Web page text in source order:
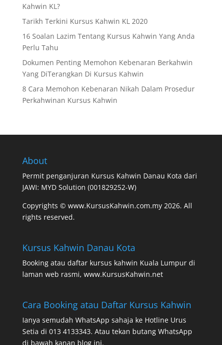
Kahwin KL?
Tarikh Terkini Kursus Kahwin KL 2020
16 Soalan Lazim Tentang Kursus Kahwin Yang Anda
Perlu Tahu
Dokumen Penting Memohon Kebenaran Berkahwin
Yang DiTerangkan Di Kursus Kahwin
8 Cara Memohon Kebenaran Nikah Dalam Prosedur
Perkahwinan Kursus Kahwin
About
Permit penganjuran Kursus Kahwin Danau Kota dari
JAWI: MYD Solution (001829252-W)
Copyrights © www.KursusKahwin.com.my 2026. All
rights reserved.
Kursus Kahwin Danau Kota
Booking atau daftar kursus kahwin Kuala Lumpur di
laman web rasmi, www.KursusKahwin.net
Cara Booking atau Daftar Kursus Kahwin
Ianya semudah WhatsApp sahaja ke Hotline Urus
Setia di 013 4133343. Atau tekan butang WhatsApp
di bawah kanan blog ini.